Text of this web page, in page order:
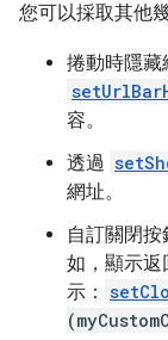
您可以採取其他
捲動時隱藏
容。
透過
網址。
自訂關閉
如，顯示返
示：